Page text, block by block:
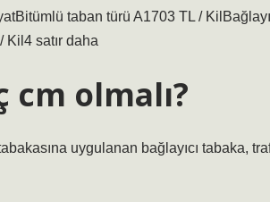
taban türü A1703 TL /
Kil4 satır daha
cm olmalı?
uygulanan bağlayıcı tabaka,